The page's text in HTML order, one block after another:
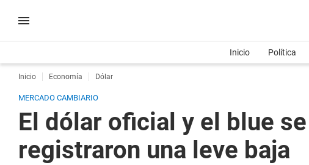
Inicio Política
Inicio Economía Dólar
MERCADO CAMBIARIO
El dólar oficial y el blue
registraron una leve baja